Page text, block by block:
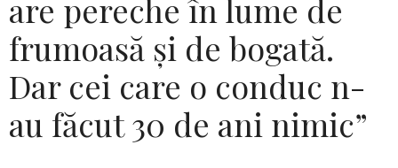
are pereche în lume de
frumoasă și de bogată.
Dar cei care o conduc n-
au făcut 30 de ani nimic”